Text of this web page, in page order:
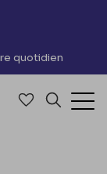
quotidien
Accéder à